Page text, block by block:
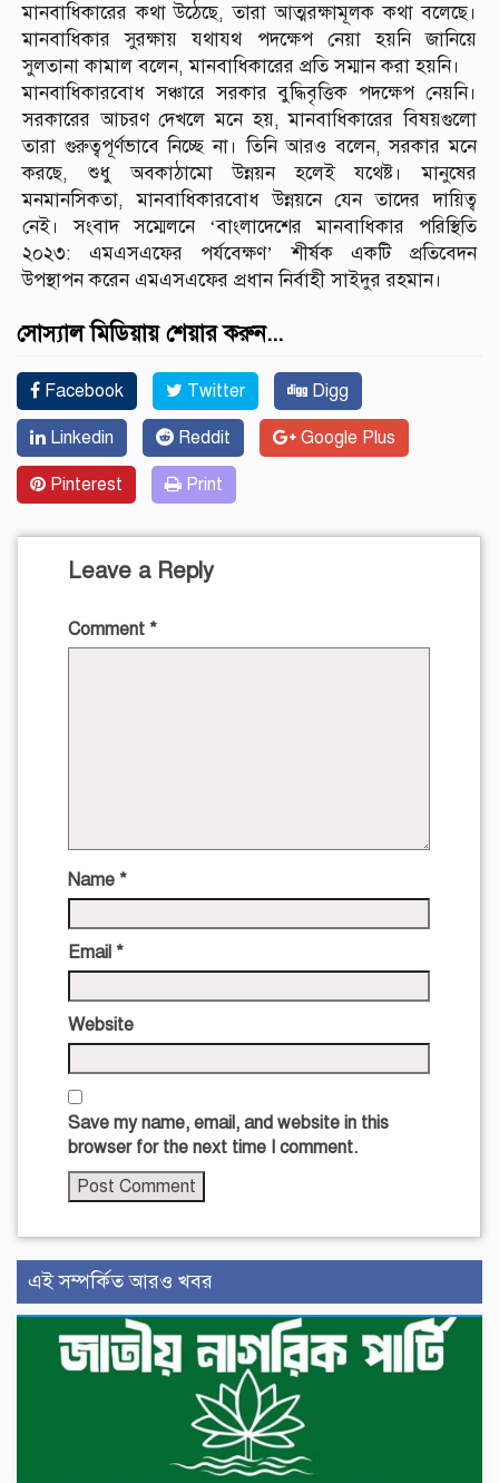
মানবাধিকারের কথা উঠেছে, তারা আত্মরক্ষামূলক কথা বলেছে।
মানবাধিকার সুরক্ষায় যথাযথ পদক্ষেপ নেয়া হয়নি জানিয়ে
সুলতানা কামাল বলেন, মানবাধিকারের প্রতি সম্মান করা হয়নি।
মানবাধিকারবোধ সঞ্চারে সরকার বুদ্ধিবৃত্তিক পদক্ষেপ নেয়নি।
সরকারের আচরণ দেখলে মনে হয়, মানবাধিকারের বিষয়গুলো
তারা গুরুত্বপূর্ণভাবে নিচ্ছে না। তিনি আরও বলেন, সরকার মনে
করছে, শুধু অবকাঠামো উন্নয়ন হলেই যথেষ্ট। মানুষের
মনমানসিকতা, মানবাধিকারবোধ উন্নয়নে যেন তাদের দায়িত্ব
নেই। সংবাদ সম্মেলনে ‘বাংলাদেশের মানবাধিকার পরিস্থিতি
২০২৩: এমএসএফের পর্যবেক্ষণ’ শীর্ষক একটি প্রতিবেদন
উপস্থাপন করেন এমএসএফের প্রধান নির্বাহী সাইদুর রহমান।
সোস্যাল মিডিয়ায় শেয়ার করুন...
Facebook Twitter Digg
Linkedin Reddit Google Plus
Pinterest Print
Leave a Reply
Comment *
Name *
Email *
Website
Save my name, email, and website in this
browser for the next time I comment.
এই সম্পর্কিত আরও খবর